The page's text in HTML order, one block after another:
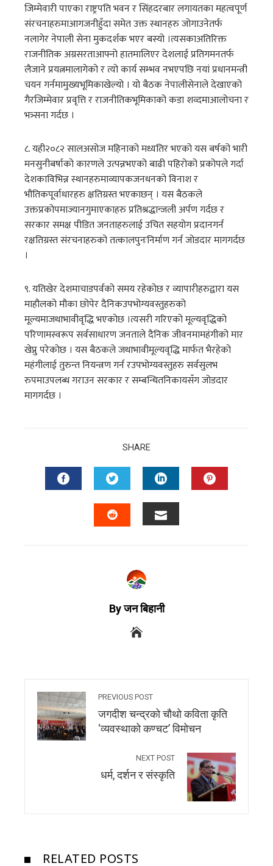
जिम्मेवारी पाएका राष्ट्रपति भवन र सिंहदरबार लगायतका महत्वपूर्ण
संरचनाहरुमाआगजनीहुँदा समेत उक्त स्थानहरु जोगाउनेतर्फ
नलागेर नेपाली सेना मुकदर्शक भएर बस्यो ।त्यसकाअतिरिक्त
राजनीतिक अग्रसरताआफ्नो हातमालिएर देशलाई प्रतिगमनतर्फ
लैजाने प्रयत्नमालागेको र त्यो कार्य सम्भव नभएपछि नयां प्रधानमन्त्री
चयन गर्नमामुख्यभूमिकाखेल्यो । यो बैठक नेपालीसेनाले देखाएको
गैरजिम्मेवार प्रवृत्ति र राजनीतिकभूमिकाको कडा शव्दमाआलोचना र
भत्र्सना गर्दछ ।
८. यही२०८२ सालअसोज महिनाको मध्यतिर भएको यस बर्षको भारी
मनसुनीबर्षाको कारणले उत्पन्नभएको बाढी पहिरोको प्रकोपले गर्दा
देशकाविभिन्न स्थानहरुमाव्यापकजनधनको विनाश र
भौतिकपूर्वाधारहरु क्षतिग्रस्त भएकाछन् । यस बैठकले
उक्तप्रकोपमाज्यानगुमाएकाहरु प्रतिश्रद्धान्जली अर्पण गर्दछ र
सरकार समक्ष पीडित जनताहरुलाई उचित सहयोग प्रदानगर्न
रक्षतिग्रस्त संरचनाहरुको तत्कालपुनःनिर्माण गर्न जोडदार मागगर्दछ
।
९. यतिखेर देशमाचाडपर्वको समय रहेकोछ र व्यापारीहरुद्वारा यस
माहौलको मौका छोपेर दैनिकउपभोग्यवस्तुहरुको
मूल्यमाजथाभावीवृद्धि भएकोछ ।त्यसरी गरिएको मूल्यवृद्धिको
परिणामस्वरूप सर्वसाधारण जनताले दैनिक जीवनमामहंगीको मार
खेप्नु परेकोछ । यस बैठकले जथाभावीमूल्यवृद्धि मार्फत भैरहेको
महंगीलाई तुरुन्त नियन्त्रण गर्न रउपभोग्यवस्तुहरु सर्वसुलभ
रुपमाउपलब्ध गराउन सरकार र सम्बन्धितनिकायसँग जोडदार
मागगर्दछ ।
SHARE
By जन बिहानी
PREVIOUS POST
जगदीश चन्द्रको चौथो कविता कृति
‘व्यवस्थाको कण्चट’ विमोचन
NEXT POST
धर्म, दर्शन र संस्कृति
RELATED POSTS